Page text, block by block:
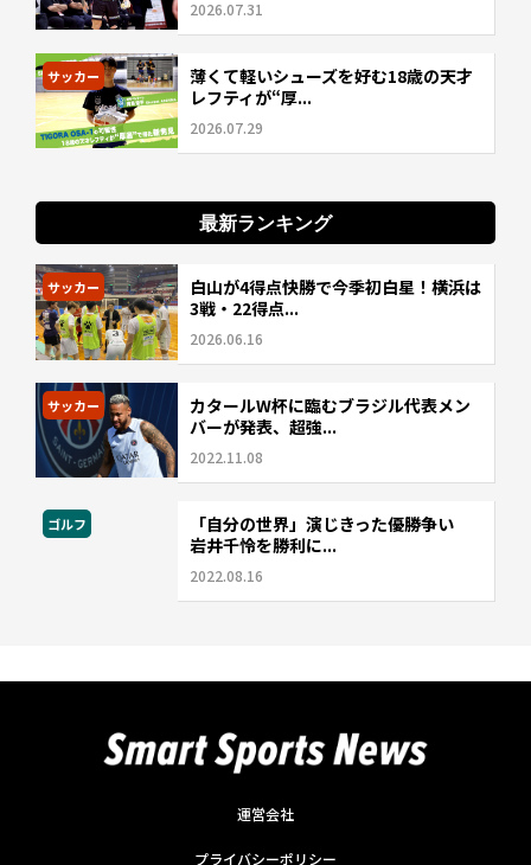
2026.07.31
サッカー
薄くて軽いシューズを好む18歳の天才
レフティが“厚...
2026.07.29
最新ランキング
サッカー
白山が4得点快勝で今季初白星！横浜は
3戦・22得点...
2026.06.16
サッカー
カタールW杯に臨むブラジル代表メン
バーが発表、超強...
2022.11.08
ゴルフ
「自分の世界」演じきった優勝争い
岩井千怜を勝利に...
2022.08.16
運営会社
プライバシーポリシー